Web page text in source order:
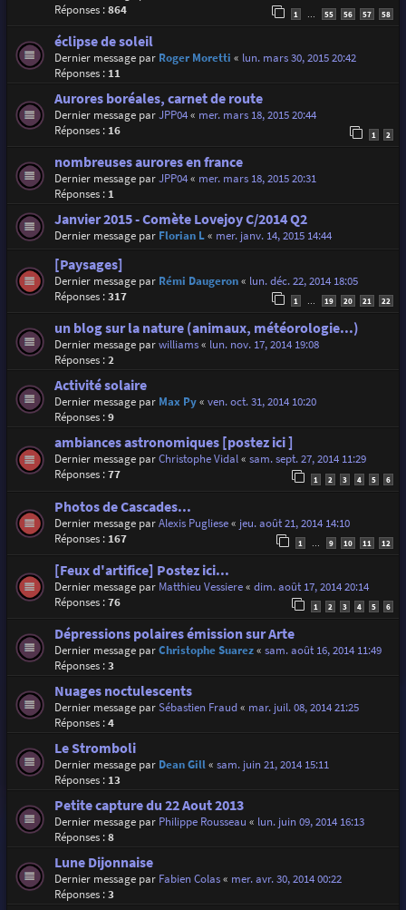
Réponses :864 1 55 56 57 58
éclipse de soleil
Dernier message par Roger Moretti « lun. mars 30, 2015 20:42
Réponses : 11
Aurores boréales, carnet de route
Dernier message parJPP04« mer. mars 18, 2015 20:44
Réponses : 16 1 2
nombreuses aurores en france
Dernier message parJPP04« mer. mars 18, 2015 20:31
Réponses : 1
Janvier 2015 - Comète Lovejoy C/2014 Q2
Dernier message par Florian L« mer. janv. 14, 2015 14:44
[Paysages]
Dernier message par Rémi Daugeron« lun. déc. 22, 2014 18:05
Réponses :317 1 … 19 20 21 22
un blog sur la nature (animaux, météorologie...)
Dernier message parwilliams« lun. nov. 17, 2014 19:08
Réponses :2
Activité solaire
Dernier message par Max Py« ven. oct. 31, 2014 10:20
Réponses :9
ambiances astronomiques [postez ici ]
Dernier message parChristophe Vidal« sam. sept. 27, 2014 11:29
Réponses :77 1 2 3 4 5 6
Photos de Cascades...
Dernier message parAlexis Pugliese« jeu. août 21, 2014 14:10
Réponses : 167 1 9 10 11 12
[Feux d'artifice] Postez ici...
Dernier message par Matthieu Vessiere« dim. août 17, 2014 20:14
Réponses :76 1 2 3 4 5 6
Dépressions polaires émission sur Arte
Dernier message parChristophe Suarez« sam. août 16, 2014 11:49
Réponses :3
Nuages noctulescents
Dernier message parSébastien Fraud« mar. juil. 08, 2014 21:25
Réponses :4
Le Stromboli
Dernier message par Dean Gill« sam. juin 21, 2014 15:11
Réponses : 13
Petite capture du 22 Aout 2013
Dernier message par Philippe Rousseau « lun. juin 09, 2014 16:13
Réponses :8
Lune Dijonnaise
Dernier message par Fabien Colas« mer. avr. 30, 2014 00:22
Réponses :3